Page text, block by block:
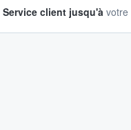
Service client jusqu'à votre